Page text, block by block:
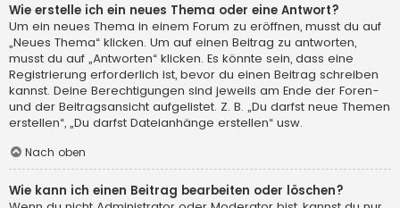
Wie erstelle ich ein neues Thema oder eine Antwort?
Um ein neues Thema in einem Forum zu eröffnen, musst du auf
„Neues Thema“ klicken. Um auf einen Beitrag zu antworten,
musst du auf „Antworten“ klicken. Es könnte sein, dass eine
Registrierung erforderlich ist, bevor du einen Beitrag schreiben
kannst. Deine Berechtigungen sind jeweils am Ende der Foren-
und der Beitragsansicht aufgelistet. Z. B. „Du darfst neue Themen
erstellen“, „Du darfst Dateianhänge erstellen“ usw.
Nach oben
Wie kann ich einen Beitrag bearbeiten oder löschen?